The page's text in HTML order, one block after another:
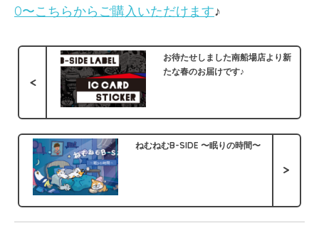
0〜こちらからご購入いただけます♪
<
お待たせしました南船場店より新
たな春のお届けです♪
ねむねむB-SIDE 〜眠りの時間〜
>